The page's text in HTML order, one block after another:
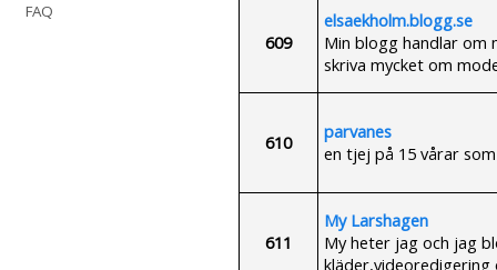
FAQ
609
elsaekholm.blogg.se
Min blogg handlar om
skriva mycket om
610
parvanes
en tjej på 15 vårar
611
My Larshagen
My heter jag och jag
kläder,videoredigering